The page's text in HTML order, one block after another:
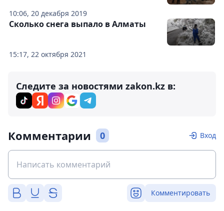
10:06, 20 декабря 2019
15:17, 22 октября 2021
Сколько снега выпало в Алматы
Следите за новостями zakon.kz в:
Комментарии 0 Вход
Комментировать